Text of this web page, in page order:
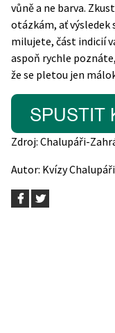
vůně a ne barva.
otázkám, ať výsledek
milujete, část indicií
aspoň rychle
že se pletou jen
Zdroj: Chalupáři-
Autor: Kvízy